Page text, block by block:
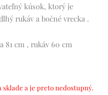
kúsok, ktorý je
rukáv a bočné vrecka .
81 cm , rukáv 60 cm
a je preto nedostupný.